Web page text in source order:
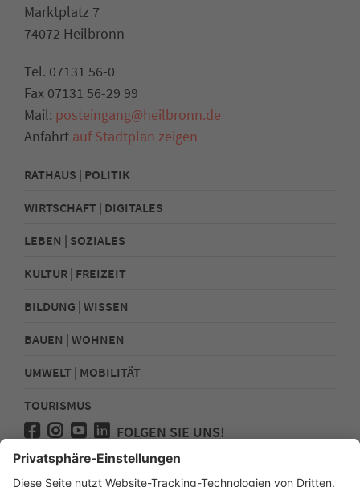
Marktplatz 7
74072 Heilbronn
Tel. 07131 56-0
Fax 07131 56-29 99
Mail: posteingang@heilbronn.de
Anfahrt auf Stadtplan zeigen
RATHAUS | POLITIK
WIRTSCHAFT | DIGITALES
LEBEN | SOZIALES
KULTUR | FREIZEIT
BILDUNG | WISSEN
BAUEN | WOHNEN
UMWELT | MOBILITÄT
TOURISMUS
FOLGEN SIE UNS!
Presse